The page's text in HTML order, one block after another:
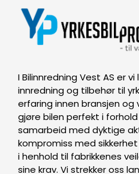
I Bilinnredning Vest AS er
innredning og tilbehør til
erfaring innen bransjen og
gjøre bilen perfekt i
samarbeid med dyktige
kompromiss med
i henhold til fabrikkenes
sine krav. Vi strekker oss